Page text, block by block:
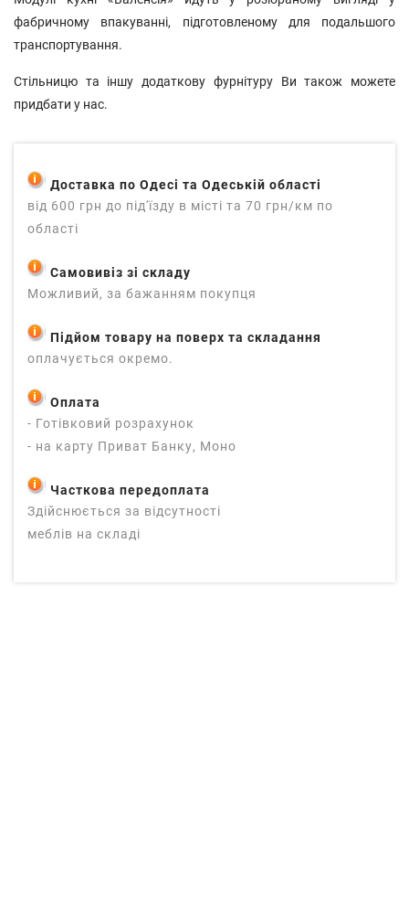
Доставка по Одесі та Одеській області
від 600 грн до під'їзду в місті та 70 грн/км по
області
Самовивіз зі складу
Можливий, за бажанням покупця
Підйом товару на поверх та складання
оплачується окремо.
Оплата
- Готівковий розрахунок
- на карту Приват Банку, Моно
Часткова передоплата
Здійснюється за відсутності
меблів на складі
фабричному впакуванні, підготовленому для подальшого
транспортування.
Стільницю та іншу додаткову фурнітуру Ви також можете
придбати у нас.